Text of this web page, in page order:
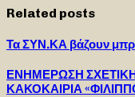
Related posts
Τα ΣΥΝ.ΚΑ βάζουν
ΕΝΗΜΕΡΩΣΗ
ΚΑΚΟΚΑΙΡΙΑ